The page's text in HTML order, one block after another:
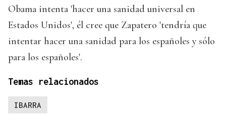
Obama intenta 'hacer una sanidad universal en
Estados Unidos', él cree que Zapatero 'tendría que
intentar hacer una sanidad para los españoles y sólo
para los españoles'.
Temas relacionados
IBARRA